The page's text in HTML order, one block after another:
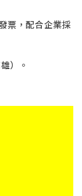
票，配合企業採
）。